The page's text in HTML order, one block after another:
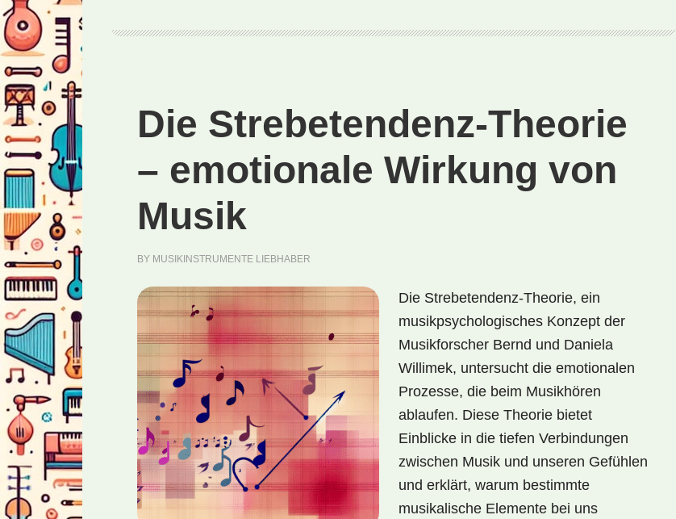
bereiten
Die Strebetendenz-Theorie
– emotionale Wirkung von
Musik
BY MUSIKINSTRUMENTE LIEBHABER
Die Strebetendenz-Theorie, ein
musikpsychologisches Konzept der
Musikforscher Bernd und Daniela
Willimek, untersucht die emotionalen
Prozesse, die beim Musikhören
ablaufen. Diese Theorie bietet
Einblicke in die tiefen Verbindungen
zwischen Musik und unseren Gefühlen
und erklärt, warum bestimmte
musikalische Elemente bei uns